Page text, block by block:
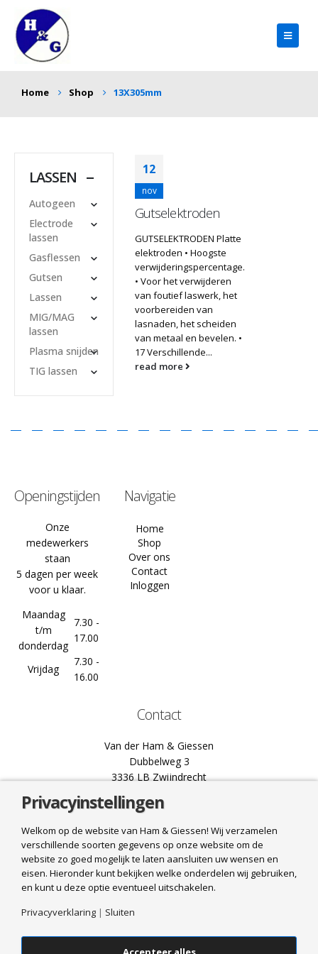
Home Shop 13X305mm
12
nov
Gutselektroden
GUTSELEKTRODEN Platte
elektroden • Hoogste
verwijderingspercentage.
• Voor het verwijderen
van foutief laswerk, het
voorbereiden van
lasnaden, het scheiden
van metaal en bevelen. •
17 Verschillende...
read more
LASSEN
Autogeen
Electrode
lassen
Gasflessen
Gutsen
Lassen
MIG/MAG
lassen
Plasma snijden
TIG lassen
Openingstijden
Onze
medewerkers
staan
5 dagen per week
voor u klaar.
Maandag
t/m
donderdag
7.30 -
17.00
Vrijdag
7.30 -
16.00
Navigatie
Home
Shop
Over ons
Contact
Inloggen
Contact
Van der Ham & Giessen
Dubbelweg 3
3336 LB Zwijndrecht
078 61 02 444
info@hamgiessen.nl
Bel ons
Mail ons
Privacyinstellingen
Welkom op de website van Ham & Giessen! Wij verzamelen
verschillende soorten gegevens op onze website om de
website zo goed mogelijk te laten aansluiten uw wensen en
eisen. Hieronder kunt bekijken welke onderdelen wij gebruiken,
en kunt u deze optie eventueel uitschakelen.
Privacyverklaring | Sluiten